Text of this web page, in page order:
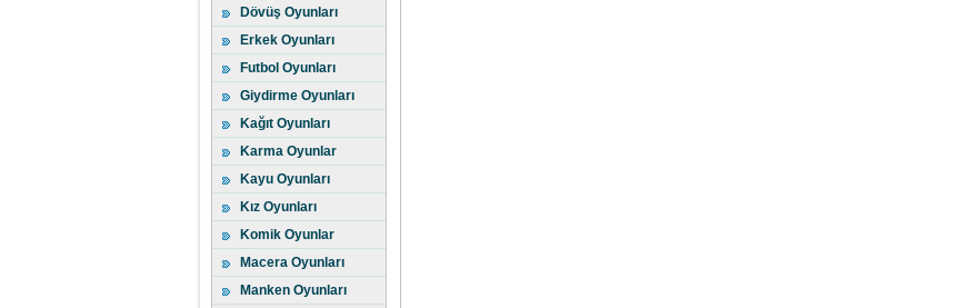
Dövüş Oyunları
Erkek Oyunları
Futbol Oyunları
Giydirme Oyunları
Kağıt Oyunları
Karma Oyunlar
Kayu Oyunları
Kız Oyunları
Komik Oyunlar
Macera Oyunları
Manken Oyunları